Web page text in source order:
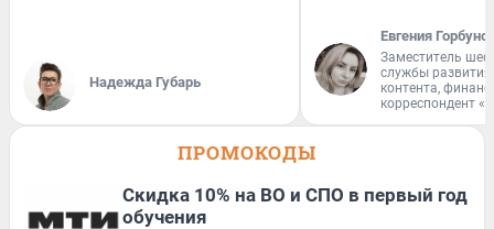
Надежда Губарь
Евгения
Заместитель
службы
контента,
корреспондент
ПРОМОКОДЫ
Скидка 10% на ВО и СПО в первый год
обучения